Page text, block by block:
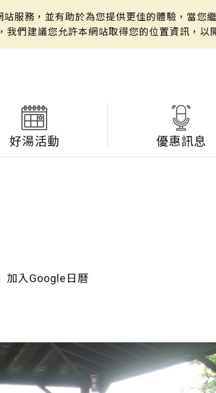
服務，並有助於為您提供更佳的體驗，當您
們建議您允許本網站取得您的位置資訊，以
好湯活動 優惠訊息
加入Google日曆